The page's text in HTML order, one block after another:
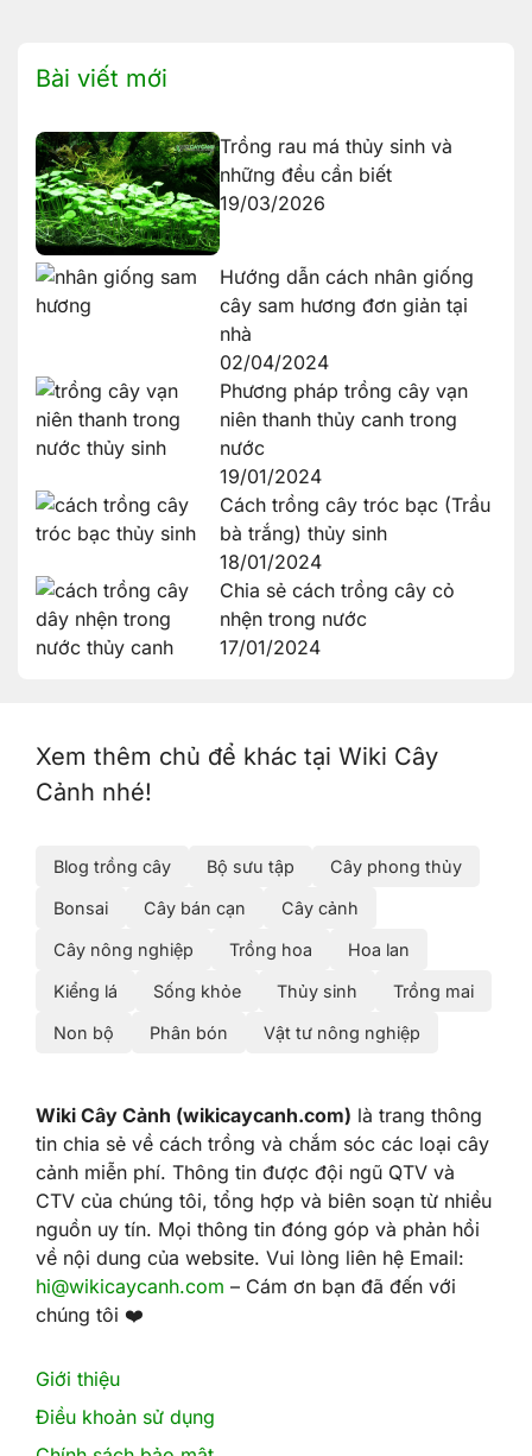
Bài viết mới
Trồng rau má thủy sinh và
những đều cần biết
19/03/2026
Hướng dẫn cách nhân giống
cây sam hương đơn giản tại
nhà
02/04/2024
Phương pháp trồng cây vạn
niên thanh thủy canh trong
nước
19/01/2024
Cách trồng cây tróc bạc (Trầu
bà trắng) thủy sinh
18/01/2024
Chia sẻ cách trồng cây cỏ
nhện trong nước
17/01/2024
Xem thêm chủ để khác tại Wiki Cây
Cảnh nhé!
Blog trồng cây Bộ sưu tập Cây phong thủy
Bonsai Cây bán cạn Cây cảnh
Cây nông nghiệp Trồng hoa Hoa lan
Kiểng lá Sống khỏe Thủy sinh Trồng mai
Non bộ Phân bón Vật tư nông nghiệp
Wiki Cây Cảnh (wikicaycanh.com) là trang thông
tin chia sẻ về cách trồng và chắm sóc các loại cây
cảnh miễn phí. Thông tin được đội ngũ QTV và
CTV của chúng tôi, tổng hợp và biên soạn từ nhiều
nguồn uy tín. Mọi thông tin đóng góp và phản hồi
về nội dung của website. Vui lòng liên hệ Email:
hi@wikicaycanh.com – Cám ơn bạn đã đến với
chúng tôi ❤️
Giới thiệu
Điều khoản sử dụng